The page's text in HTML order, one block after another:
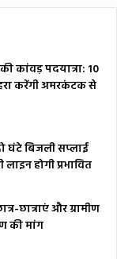
कांवड़ पदयात्रा: 10
करेंगी अमरकंटक से
घंटे बिजली सप्लाई
होगी प्रभावित
छात्राएं और ग्रामीण
की मांग